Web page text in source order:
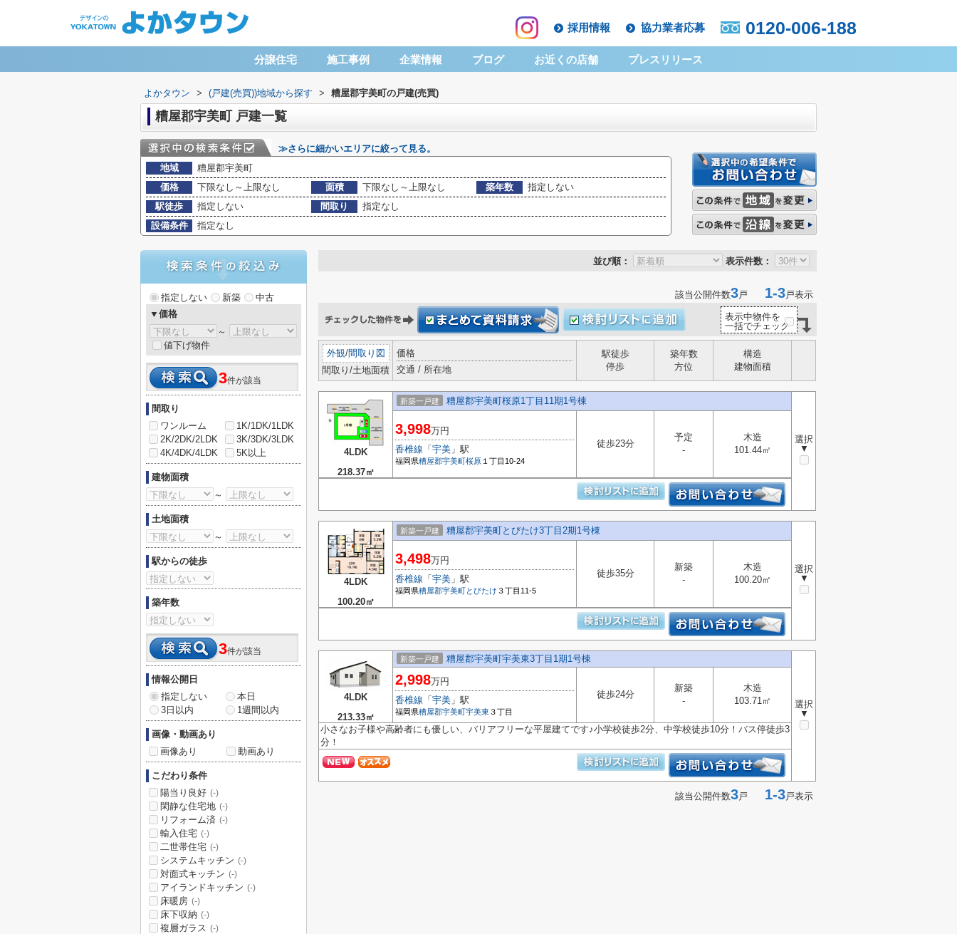
採用情報 協力業者応募 0120-006-188
分譲住宅 施工事例 企業情報 ブログ お近くの店舗 プレスリリース
よかタウン > (戸建(売買))地域から探す > 糟屋郡宇美町の戸建(売買)
糟屋郡宇美町 戸建一覧
≫さらに細かいエリアに絞って見る。
地域
糟屋郡宇美町
価格
下限なし～上限なし 面積 下限なし～上限なし 築年数
指定しない
駅徒歩
指定しない 間取り
指定なし
設備条件
指定なし
並び順： 表示件数：
該当公開件数3戸 1-3戸表示
表示中物件を
一括でチェック
外観/間取り図
間取り/土地面積
価格
交通 / 所在地
駅徒歩
停歩
築年数
方位
構造
建物面積
4LDK
218.37㎡
新築一戸建 糟屋郡宇美町桜原1丁目11期1号棟
選択
▼
3,998万円
香椎線 「 宇美 」駅
福岡県糟屋郡宇美町桜原 １丁目10-24
徒歩23分
予定
-
木造
101.44㎡
4LDK
100.20㎡
新築一戸建 糟屋郡宇美町とびたけ3丁目2期1号棟
選択
▼
3,498万円
香椎線 「 宇美 」駅
福岡県糟屋郡宇美町とびたけ ３丁目11-5
徒歩35分
新築
-
木造
100.20㎡
4LDK
213.33㎡
新築一戸建 糟屋郡宇美町宇美東3丁目1期1号棟
選択
▼
2,998万円
香椎線 「 宇美 」駅
福岡県糟屋郡宇美町宇美東３丁目
徒歩24分
新築
-
木造
103.71㎡
小さなお子様や高齢者にも優しい、バリアフリーな平屋建てです♪小学校徒歩2分、中学校徒歩10分！バス停徒歩3
分！
該当公開件数3戸 1-3戸表示
指定しない 新築
中古
▼価格
～
値下げ物件
3件が該当
間取り
ワンルーム
1K/1DK/1LDK
2K/2DK/2LDK
3K/3DK/3LDK
4K/4DK/4LDK
5K以上
建物面積
～
土地面積
～
駅からの徒歩
築年数
3件が該当
情報公開日
指定しない
本日
3日以内
1週間以内
画像・動画あり
画像あり
動画あり
こだわり条件
陽当り良好 (-)
閑静な住宅地 (-)
リフォーム済 (-)
輸入住宅 (-)
二世帯住宅 (-)
システムキッチン (-)
対面式キッチン (-)
アイランドキッチン (-)
床暖房 (-)
床下収納 (-)
複層ガラス (-)